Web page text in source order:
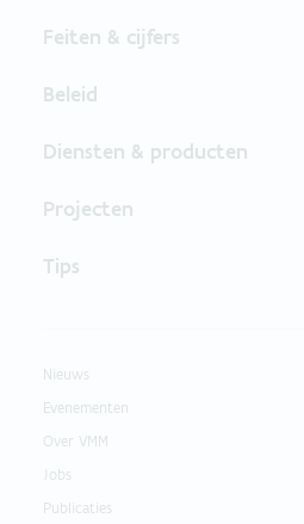
Feiten & cijfers
Beleid
Diensten & producten
Projecten
Tips
Nieuws
Evenementen
Over VMM
Jobs
Publicaties